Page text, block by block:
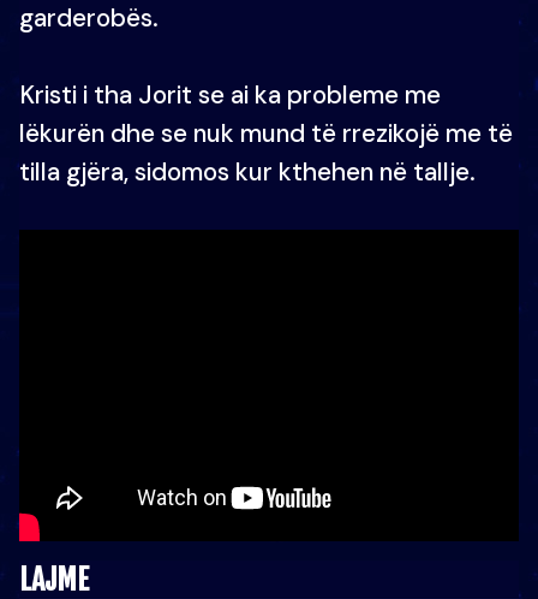
garderobës.
Kristi i tha Jorit se ai ka probleme me
lëkurën dhe se nuk mund të rrezikojë me të
tilla gjëra, sidomos kur kthehen në tallje.
LAJME